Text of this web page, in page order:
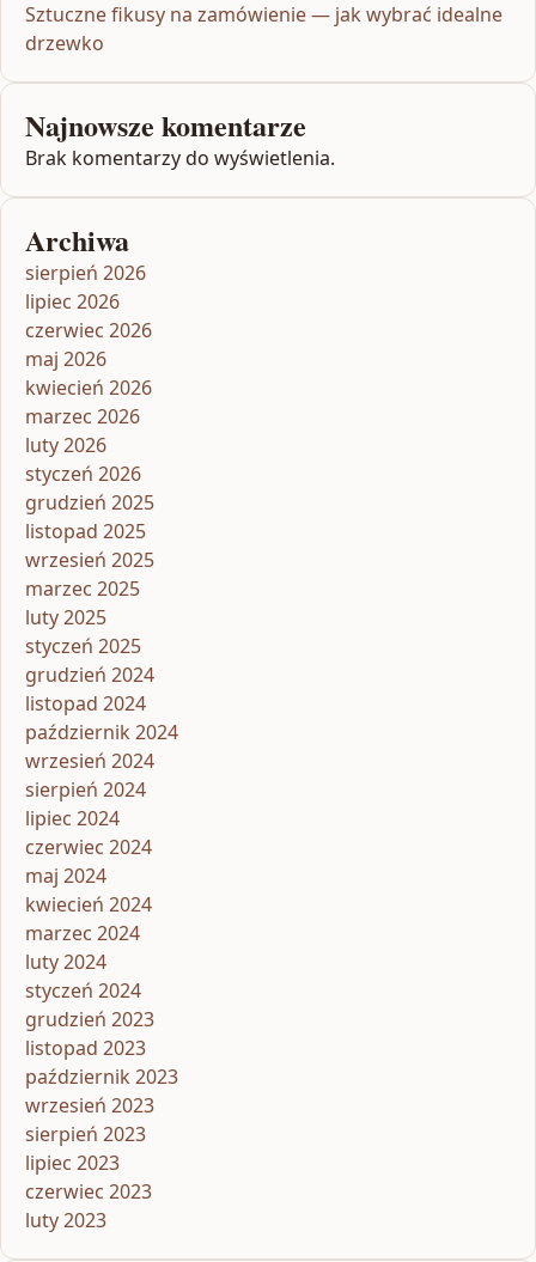
Sztuczne fikusy na zamówienie — jak wybrać idealne
drzewko
Najnowsze komentarze
Brak komentarzy do wyświetlenia.
Archiwa
sierpień 2026
lipiec 2026
czerwiec 2026
maj 2026
kwiecień 2026
marzec 2026
luty 2026
styczeń 2026
grudzień 2025
listopad 2025
wrzesień 2025
marzec 2025
luty 2025
styczeń 2025
grudzień 2024
listopad 2024
październik 2024
wrzesień 2024
sierpień 2024
lipiec 2024
czerwiec 2024
maj 2024
kwiecień 2024
marzec 2024
luty 2024
styczeń 2024
grudzień 2023
listopad 2023
październik 2023
wrzesień 2023
sierpień 2023
lipiec 2023
czerwiec 2023
luty 2023